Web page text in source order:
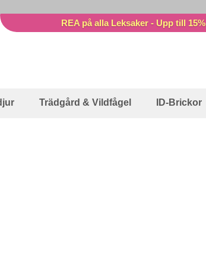
REA på alla Leksaker - Upp till 15%
Trädgård & Vildfågel ID-Brickor